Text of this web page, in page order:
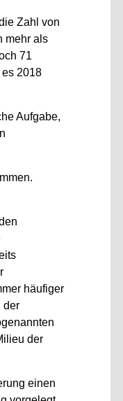
Zahl von
mehr als
71
2018
Aufgabe,
häufiger
der
der
einen